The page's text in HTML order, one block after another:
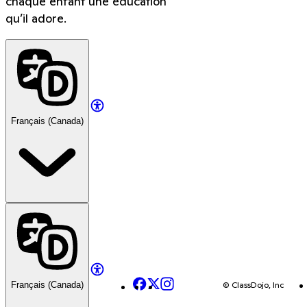
qu’il adore.
Français (Canada)
Français (Canada) Facebook
X Instagram © ClassDojo, Inc